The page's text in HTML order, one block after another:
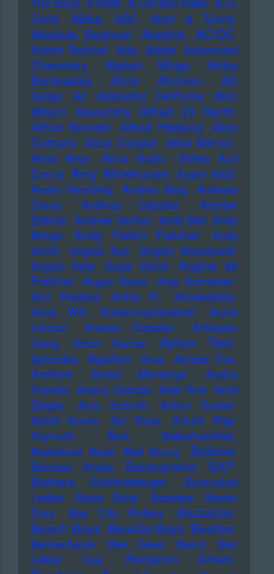
Cook
Abba ABC
Abor & Tynna
Absolute Beginner Abwärts AC/DC
Achim Reichel Ada Adele Advanced
Chemistry
Afghan Whigs
Afrika
Bambaataa
Afrob Afroman
AG
Geige
Air Alabaster DePlume
Alan
Wilson Alexandra Alfred 23 Harth
Alfred Brendel Alfred Hilsberg
Alice
Coltrane Alice Cooper Alice Merton
Alicia Keys Alma Naidu
Althea And
Donna Amy Winehouse Andre 3000
Andre Herzberg
Andrea Berg
Andreas
Dorau
Andreas Gabalier
Andrew
Eldritch Andrew Vachss Andy Bell Andy
Brings
Andy Fletch Fletcher
Andy
Smith
Angela Aux
Angelo Branduardi
Angelo Kelly
Angie Stone
Angine de
Poitrine Angus Stone Anja Schneider
Ann Peebles
AnNa R.
Annahstasia
Anne Will
Annenmaykantereit
Annie
Lennox
Anreas Gabalier
Antilopen
Gang
Anton Karras Aphex Twin
Aphrodite Apsilon Arca Arcade Fire
Archive Arctic Monkeys
Aretha
Franklin Ariana Grande Ariel Pink Arnd
Zeigler
Arno Schmitt
Arthur Gunter
Astrid Sonne
Axl Rose Azure Ray
Azymuth Ätna
Babyshambles
Backstreet Boys
Bad Bunny Balbina
Bamboo Artists Bananarama
BAP
Barbara Schöneberger
Barenaked
Ladies
Basia Bulat Bassdee
Baxter
Dury
Bay City Rollers Bazzazian
Beach Boys Beastie Boys Beatles
Beckenbauer Bee Gees Beirut
Ben
LaMar Gay
Benjamin Amaru